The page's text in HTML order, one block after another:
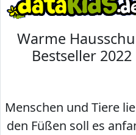
Warme
Bestseller
Menschen und Tiere
den Füßen soll es